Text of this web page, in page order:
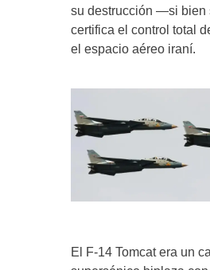
su destrucción —si
certifica el control total
el espacio aéreo iraní.
El F-14 Tomcat era un